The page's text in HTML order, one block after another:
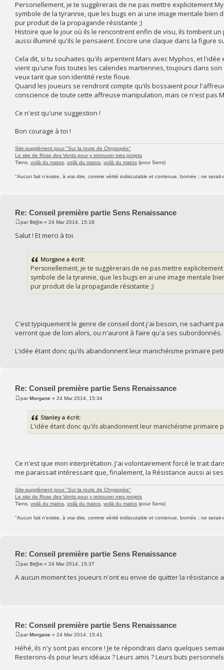
Personellement, je te suggèrerais de ne pas mettre explicitement
symbole de la tyrannie, que les bugs en ai une image mentale
pur produit de la propagande résistante ;)
Histoire que le jour où ils le rencontrent enfin de visu, ils tombent
aussi illuminé qu'ils le pensaient. Encore une claque dans la figure
Cela dit, si tu souhaites qu'ils arpentent Mars avec Myphos, et
vient qu'une fois toutes les calendes martiennes, toujours dans
veux tant que son identité reste floue.
Quand les joueurs se rendront compte qu'ils bossaient pour
conscience de toute cette affreuse manipulation, mais ce n'est pas
Ce n'est qu'une suggestion !
Bon courage à toi !
Site-supplément pour "Sur la route de Chrysopée"
Le site de Rose des Vents pour y retrouver mes projets
Tiens, voilà du matos voilà du matos voilà du matos (pour Sens)
"Aucun fait n’existe, à vrai dire, comme vérité indiscutable et contenue, bornée ; ne
Re: Conseil première partie Sens Renaissance
parSt@n » 24 Mar 2014, 15:18
Salut ! Et merci à toi.
Morgane a écrit:
Personellement, je te suggèrerais de ne pas mettre
symbole de la tyrannie, que les bugs en ai une image mentale
pur produit de la propagande résistante ;)
C'est typiquement le genre de conseil dont j'ai besoin, ne sachant
verront que de loin alors, ou n'auront à faire qu'a ses subordonnés.
L'idée étant donc qu'ils abandonnent leur manichéisme primaire
Re: Conseil première partie Sens Renaissance
parMorgane » 24 Mar 2014, 15:34
Stanley a écrit:
L'idée étant donc qu'ils abandonnent leur manichéisme primaire
Ce n'est que mon interprétation. J'ai volontairement forcé le trait
me paraissait intéressant que, finalement, la Résistance aussi ai
Site-supplément pour "Sur la route de Chrysopée"
Le site de Rose des Vents pour y retrouver mes projets
Tiens, voilà du matos, voilà du matos, voilà du matos (pour Sens)
"Aucun fait n’existe, à vrai dire, comme vérité indiscutable et contenue, bornée ; ne
Re: Conseil première partie Sens Renaissance
parSt@n » 24 Mar 2014, 15:37
A aucun moment tes joueurs n'ont eu envie de quitter la résistance
Re: Conseil première partie Sens Renaissance
parMorgane » 24 Mar 2014, 15:41
Héhé, ils n'y sont pas encore ! Je te répondrais dans quelques
Resterons-ils pour leurs idéaux ? Leurs amis ? Leurs buts